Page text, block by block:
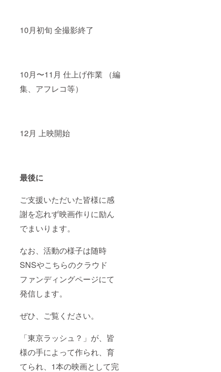
10月初旬 全撮影終了
10月〜11月 仕上げ作業 （編
集、アフレコ等）
12月 上映開始
最後に
ご支援いただいた皆様に感
謝を忘れず映画作りに励ん
でまいります。
なお、活動の様子は随時
SNSやこちらのクラウド
ファンディングページにて
発信します。
ぜひ、ご覧ください。
「東京ラッシュ？」が、皆
様の手によって作られ、育
てられ、1本の映画として完